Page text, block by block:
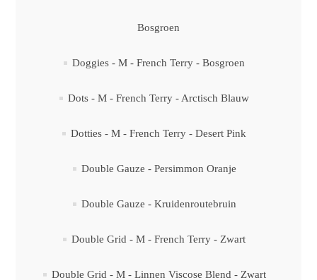
Bosgroen
Doggies - M - French Terry - Bosgroen
Dots - M - French Terry - Arctisch Blauw
Dotties - M - French Terry - Desert Pink
Double Gauze - Persimmon Oranje
Double Gauze - Kruidenroutebruin
Double Grid - M - French Terry - Zwart
Double Grid - M - Linnen Viscose Blend - Zwart